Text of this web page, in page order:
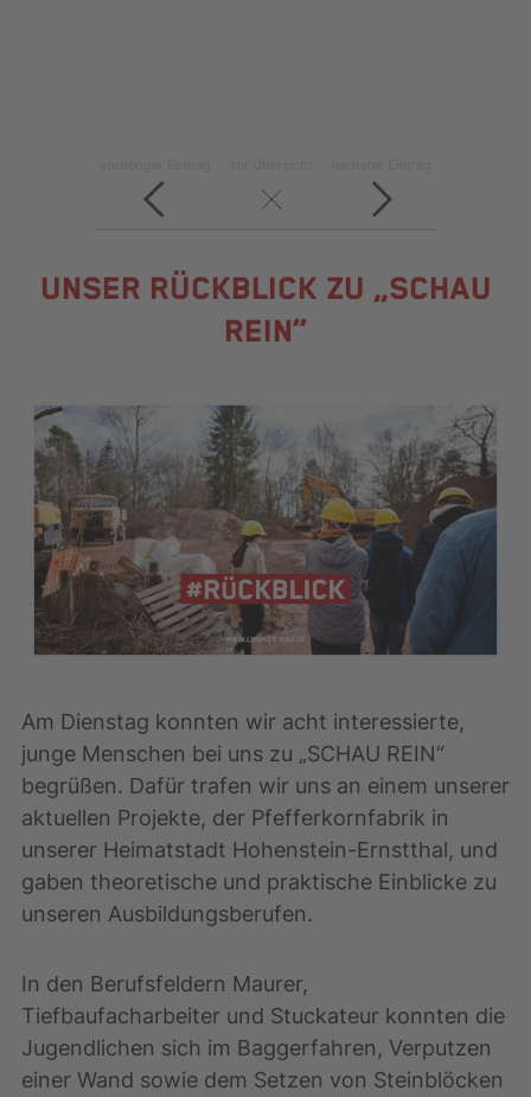
UNSER RÜCKBLICK ZU „SCHAU
REIN“
Am Dienstag konnten wir acht interessierte,
junge Menschen bei uns zu „SCHAU REIN“
begrüßen. Dafür trafen wir uns an einem unserer
aktuellen Projekte, der Pfefferkornfabrik in
unserer Heimatstadt Hohenstein-Ernstthal, und
gaben theoretische und praktische Einblicke zu
unseren Ausbildungsberufen.
In den Berufsfeldern Maurer,
Tiefbaufacharbeiter und Stuckateur konnten die
Jugendlichen sich im Baggerfahren, Verputzen
einer Wand sowie dem Setzen von Steinblöcken